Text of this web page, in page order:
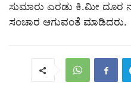
ಸುಮಾರು ಎರಡು ಕಿ.ಮೀ
ಸಂಚಾರ ಆಗುವಂತೆ ಮಾಡಿದರು.